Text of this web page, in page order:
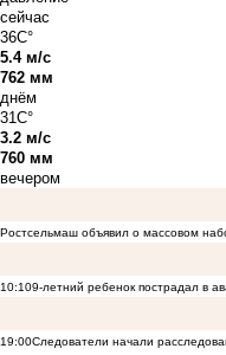
сейчас
36C°
5.4 м/с
762 мм
днём
31C°
3.2 м/с
760 мм
вечером
Ростсельмаш объявил о массовом
10:109-летний ребенок пострадал в
19:00Следователи начали